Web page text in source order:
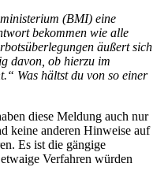
(BMI) eine
bekommen wie alle
äußert sich
davon, ob hierzu im
Was hältst du von so einer
diese Meldung auch nur
keine anderen Hinweise auf
Es ist die gängige
Verfahren würden